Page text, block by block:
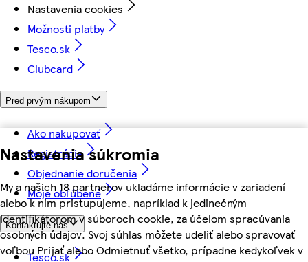
Nastavenia súkromia
My a našich 18 partnerov ukladáme informácie v zariadení
alebo k nim pristupujeme, napríklad k jedinečným
identifikátorom v súboroch cookie, za účelom spracúvania
osobných údajov. Svoj súhlas môžete udeliť alebo spravovať
voľbou Prijať alebo Odmietnuť všetko, prípadne kedykoľvek v
Nastavenia cookies
Možnosti platby
Tesco.sk
Clubcard
Pred prvým nákupom
Ako nakupovať
Registrácia
Objednanie doručenia
Moje obľúbené
Kontaktujte nás
Tesco.sk